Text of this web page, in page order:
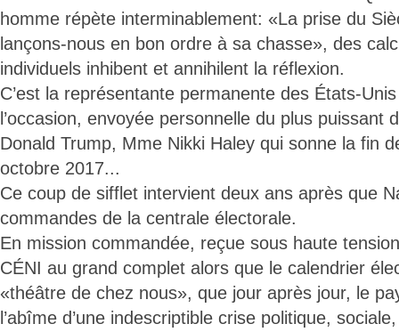
homme répète interminablement: «La prise du
lançons-nous en bon ordre à sa chasse», des
individuels inhibent et annihilent la réflexion.
C’est la représentante permanente des États-
l’occasion, envoyée personnelle du plus puissant
Donald Trump, Mme Nikki Haley qui sonne la fin
octobre 2017...
Ce coup de sifflet intervient deux ans après que
commandes de la centrale électorale.
En mission commandée, reçue sous haute
CÉNI au grand complet alors que le calendrier
«théâtre de chez nous», que jour après jour, le
l’abîme d’une indescriptible crise politique,